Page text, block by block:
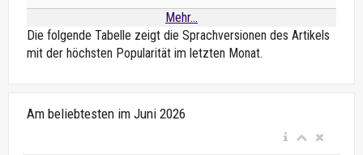
Mehr...
Die folgende Tabelle zeigt die Sprachversionen des Artikels
mit der höchsten Popularität im letzten Monat.
Am beliebtesten im Juni 2026